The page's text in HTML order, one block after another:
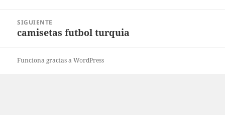
SIGUIENTE
Entrada
camisetas futbol turquia
Funciona gracias a WordPress